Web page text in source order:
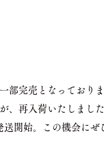
部完売となっており
、再入荷いたしました
送開始。この機会にぜ